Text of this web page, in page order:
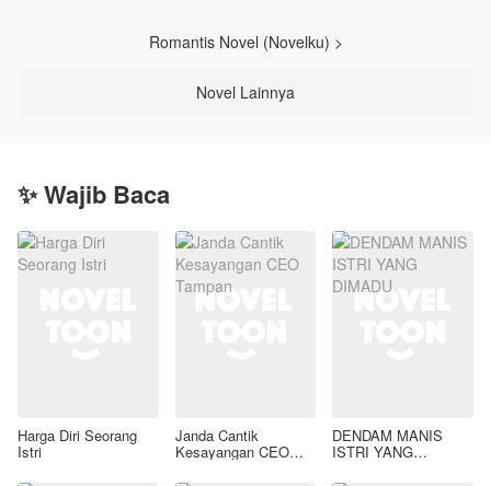
Romantis Novel (Novelku) >
Novel Lainnya
✨ Wajib Baca
Harga Diri Seorang
Istri
Janda Cantik
Kesayangan CEO
DENDAM MANIS
ISTRI YANG